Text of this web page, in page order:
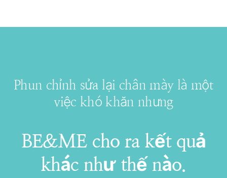
Phun chỉnh sửa lại chân mày là một
việc khó khăn nhưng
BE&ME cho ra kết quả
khác như thế nào.